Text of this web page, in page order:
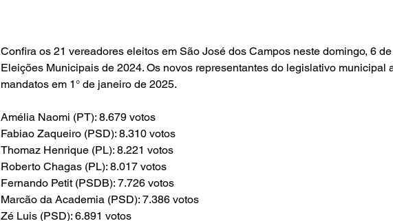
Confira os 21 vereadores eleitos em São José dos Campos neste domingo, 6
Eleições Municipais de 2024. Os novos representantes do legislativo municipal
mandatos em 1° de janeiro de 2025.
Amélia Naomi (PT): 8.679 votos
Fabiao Zaqueiro (PSD): 8.310 votos
Thomaz Henrique (PL): 8.221 votos
Roberto Chagas (PL): 8.017 votos
Fernando Petit (PSDB): 7.726 votos
Marcão da Academia (PSD): 7.386 votos
Zé Luis (PSD): 6.891 votos